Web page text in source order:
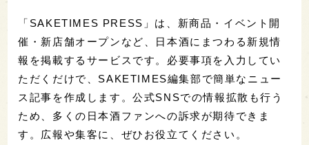
「SAKETIMES PRESS」は、新商品・イベント開
催・新店舗オープンなど、日本酒にまつわる新規情
報を掲載するサービスです。必要事項を入力してい
ただくだけで、SAKETIMES編集部で簡単なニュー
ス記事を作成します。公式SNSでの情報拡散も行う
ため、多くの日本酒ファンへの訴求が期待できま
す。広報や集客に、ぜひお役立てください。